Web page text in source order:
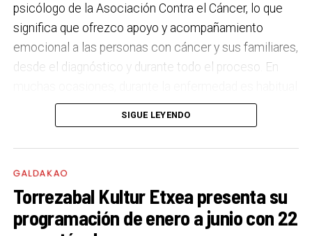
psicólogo de la Asociación Contra el Cáncer, lo que
significa que ofrezco apoyo y acompañamiento
emocional a las personas con cáncer y sus familiares,
desde el diagnóstico y durante todo el proceso. En
que surjan miedos, dudas, incertidumbre y mucho
sufrimiento. Mi labor es estar a su lado en esos
momentos tan duros, escucharles, orientarles y
‘El brazalete verde de la Esperanza’. ¿Qué buscáis
con esta campaña? El 4 de febrero es el Día Mundial
SIGUE LEYENDO
GALDAKAO
Torrezabal Kultur Etxea presenta su
programación de enero a junio con 22